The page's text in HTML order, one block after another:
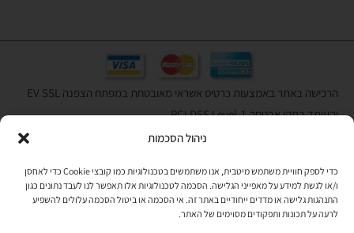
ניהול הסכמות
כדי לספק חוויית משתמש מיטבית, אנו משתמשים בטכנולוגיות כמו קובצי Cookie כדי לאחסן
ו/או לגשת למידע על מאפייני הגלישה. הסכמה לטכנולוגיות אלו תאפשר לנו לעבד נתונים כגון
התנהגות גלישה או מדדים ייחודיים באתר זה. אי הסכמה או ביטול הסכמה עלולים להשפיע
לרעה על תכונות ותפקודים מסוימים של האתר.
הרכישה באתר באמצעות כרטיס אשראי מאובטחת במפתח הצפנה EV SSL
והעומד בתקן אבטחה PCI DSS Level-1
לתקנון האתר»
תהיו בקשר